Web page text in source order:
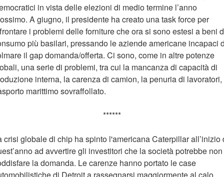
in vista delle elezioni di medio termine l’anno
A giugno, il presidente ha creato una task force per
i problemi delle forniture che ora si sono estesi a beni
più basilari, pressando le aziende americane incapaci
il gap domanda/offerta. Ci sono, come in altre potenze
una serie di problemi, tra cui la mancanza di capacità di
interna, la carenza di camion, la penuria di
marittimo sovraffollato.
******
crisi globale di chip ha spinto l'americana Caterpillar all’inizio
ad avvertire gli investitori che la società potrebbe non
la domanda. Le carenze hanno portato le case